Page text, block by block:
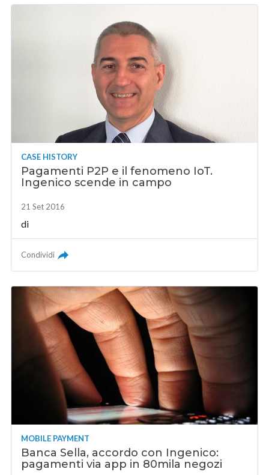
CASE HISTORY
Pagamenti P2P e il fenomeno IoT.
Ingenico scende in campo
21 Set 2016
di
Condividi
MOBILE PAYMENT
Banca Sella, accordo con Ingenico:
pagamenti via app in 80mila negozi